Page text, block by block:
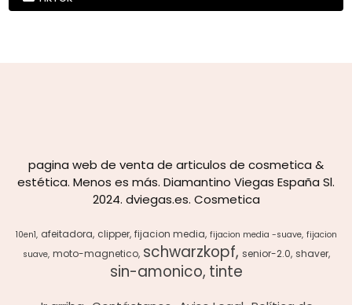
pagina web de venta de articulos de cosmetica &
estética. Menos es más. Diamantino Viegas España Sl.
2024. dviegas.es. Cosmetica
10en1 afeitadora clipper fijacion media fijacion media -suave fijacion
suave moto-magnetico schwarzkopf senior-2.0 shaver
sin-amonico tinte